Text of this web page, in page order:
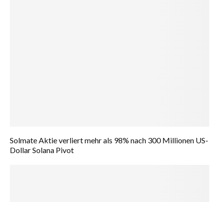
Solmate Aktie verliert mehr als 98% nach 300 Millionen US-
Dollar Solana Pivot